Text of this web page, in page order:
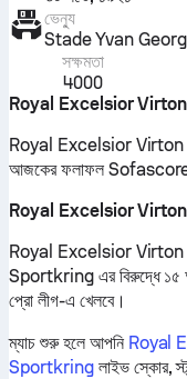
ভেন্যু
Stade Yvan
সক্ষমতা
4000
Royal Excelsior Virton
Royal Excelsior Virton
আজকের ফলাফল
Royal Excelsior Virton
Royal Excelsior Virton
Sportkring এর বিরুদ্ধে ১৫
প্রো লীগ-এ খেলবে।
ম্যাচ শুরু হলে আপনি Royal
Sportkringলাইভ স্কোর,